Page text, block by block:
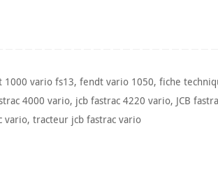
1000 vario fs13,fendt vario 1050,fiche
4000 vario, jcb fastrac 4220 vario, JCB
vario, tracteur jcb fastrac vario